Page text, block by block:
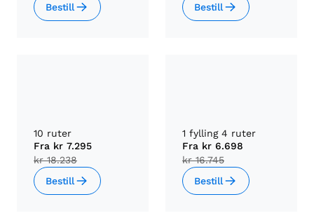
Bestill
Bestill
10 ruter
Fra kr 7.295
kr 18.238
Bestill
1 fylling 4 ruter
Fra kr 6.698
kr 16.745
Bestill